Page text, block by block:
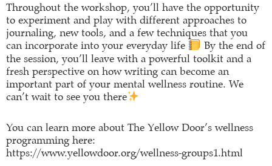
Throughout the workshop, you’ll have the opportunity
to experiment and play with different approaches to
journaling, new tools, and a few techniques that you
can incorporate into your everyday life
By the end of
the session, you’ll leave with a powerful toolkit and a
fresh perspective on how writing can become an
important part of your mental wellness routine. We
can’t wait to see you there
You can learn more about The Yellow Door’s wellness
programming here:
https://www.yellowdoor.org/wellness-groups1.html